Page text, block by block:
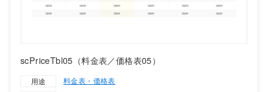
scPriceTbl05（料金表／価格表05）
用途
料金表・価格表